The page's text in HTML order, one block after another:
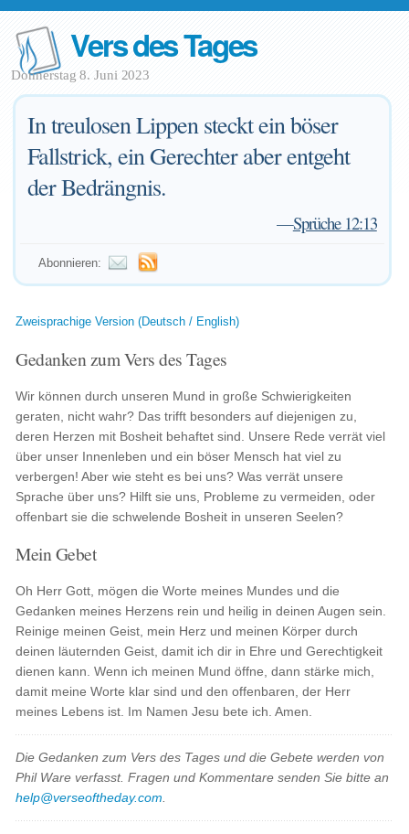
Vers des Tages
Donnerstag 8. Juni 2023
In treulosen Lippen steckt ein böser
Fallstrick, ein Gerechter aber entgeht
der Bedrängnis.
—Sprüche 12:13
Abonnieren:
Zweisprachige Version (Deutsch / English)
Gedanken zum Vers des Tages
Wir können durch unseren Mund in große Schwierigkeiten
geraten, nicht wahr? Das trifft besonders auf diejenigen zu,
deren Herzen mit Bosheit behaftet sind. Unsere Rede verrät viel
über unser Innenleben und ein böser Mensch hat viel zu
verbergen! Aber wie steht es bei uns? Was verrät unsere
Sprache über uns? Hilft sie uns, Probleme zu vermeiden, oder
offenbart sie die schwelende Bosheit in unseren Seelen?
Mein Gebet
Oh Herr Gott, mögen die Worte meines Mundes und die
Gedanken meines Herzens rein und heilig in deinen Augen sein.
Reinige meinen Geist, mein Herz und meinen Körper durch
deinen läuternden Geist, damit ich dir in Ehre und Gerechtigkeit
dienen kann. Wenn ich meinen Mund öffne, dann stärke mich,
damit meine Worte klar sind und den offenbaren, der Herr
meines Lebens ist. Im Namen Jesu bete ich. Amen.
Die Gedanken zum Vers des Tages und die Gebete werden von
Phil Ware verfasst. Fragen und Kommentare senden Sie bitte an
help@verseoftheday.com